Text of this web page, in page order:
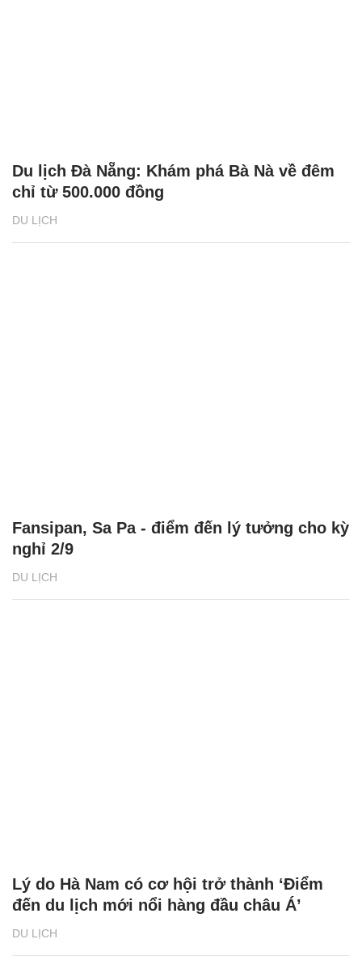
DU LỊCH
Du lịch Đà Nẵng: Khám phá Bà Nà về đêm
chỉ từ 500.000 đồng
DU LỊCH
Fansipan, Sa Pa - điểm đến lý tưởng cho kỳ
nghỉ 2/9
DU LỊCH
Lý do Hà Nam có cơ hội trở thành ‘Điểm
đến du lịch mới nổi hàng đầu châu Á’